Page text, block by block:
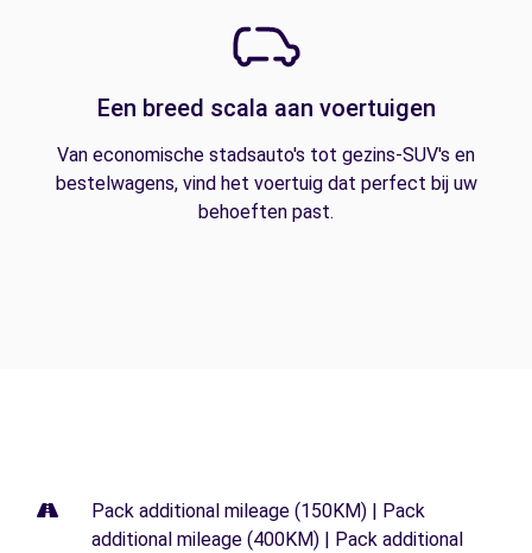
Een breed scala aan voertuigen
Van economische stadsauto's tot gezins-SUV's en
bestelwagens, vind het voertuig dat perfect bij uw
behoeften past.
Pack additional mileage (150KM) | Pack
additional mileage (400KM) | Pack additional